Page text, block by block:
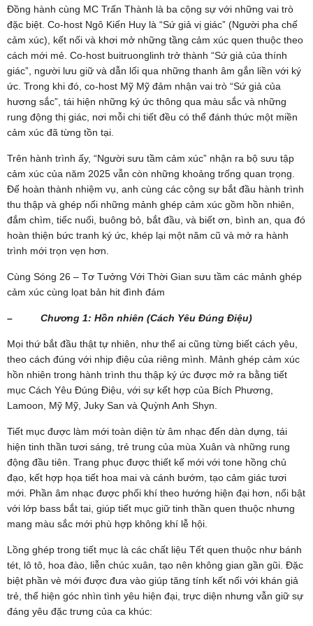
Đồng hành cùng MC Trấn Thành là ba cộng sự với những vai trò
đặc biệt. Co-host Ngô Kiến Huy là “Sứ giả vị giác” (Người pha chế
cảm xúc), kết nối và khơi mở những tầng cảm xúc quen thuộc theo
cách mới mẻ. Co-host buitruonglinh trở thành “Sứ giả của thính
giác”, người lưu giữ và dẫn lối qua những thanh âm gắn liền với ký
ức. Trong khi đó, co-host Mỹ Mỹ đảm nhận vai trò “Sứ giả của
hương sắc”, tái hiện những ký ức thông qua màu sắc và những
rung động thị giác, nơi mỗi chi tiết đều có thể đánh thức một miền
cảm xúc đã từng tồn tại.
Trên hành trình ấy, “Người sưu tầm cảm xúc” nhận ra bộ sưu tập
cảm xúc của năm 2025 vẫn còn những khoảng trống quan trọng.
Để hoàn thành nhiệm vụ, anh cùng các cộng sự bắt đầu hành trình
thu thập và ghép nối những mảnh ghép cảm xúc gồm hồn nhiên,
đắm chìm, tiếc nuối, buông bỏ, bắt đầu, và biết ơn, bình an, qua đó
hoàn thiện bức tranh ký ức, khép lại một năm cũ và mở ra hành
trình mới trọn vẹn hơn.
Cùng Sóng 26 – Tơ Tưởng Với Thời Gian sưu tầm các mảnh ghép
cảm xúc cùng lọat bản hit đình đám
– Chương 1: Hồn nhiên (Cách Yêu Đúng Điệu)
Mọi thứ bắt đầu thật tự nhiên, như thể ai cũng từng biết cách yêu,
theo cách đúng với nhịp điệu của riêng mình. Mảnh ghép cảm xúc
hồn nhiên trong hành trình thu thập ký ức được mở ra bằng tiết
mục Cách Yêu Đúng Điệu, với sự kết hợp của Bích Phương,
Lamoon, Mỹ Mỹ, Juky San và Quỳnh Anh Shyn.
Tiết mục được làm mới toàn diện từ âm nhạc đến dàn dựng, tái
hiện tinh thần tươi sáng, trẻ trung của mùa Xuân và những rung
động đầu tiên. Trang phục được thiết kế mới với tone hồng chủ
đạo, kết hợp họa tiết hoa mai và cánh bướm, tạo cảm giác tươi
mới. Phần âm nhạc được phối khí theo hướng hiện đại hơn, nổi bật
với lớp bass bắt tai, giúp tiết mục giữ tinh thần quen thuộc nhưng
mang màu sắc mới phù hợp không khí lễ hội.
Lồng ghép trong tiết mục là các chất liệu Tết quen thuộc như bánh
tét, lô tô, hoa đào, liễn chúc xuân, tạo nên không gian gần gũi. Đặc
biệt phần vè mới được đưa vào giúp tăng tính kết nối với khán giả
trẻ, thể hiện góc nhìn tình yêu hiện đại, trực diện nhưng vẫn giữ sự
đáng yêu đặc trưng của ca khúc: